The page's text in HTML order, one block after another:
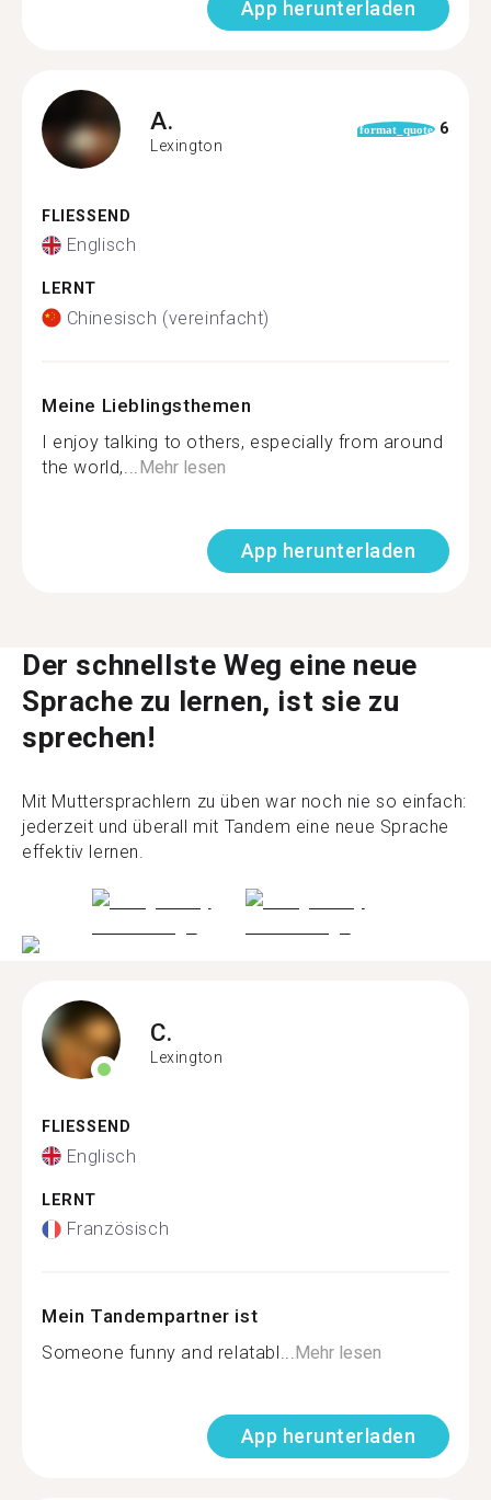
App herunterladen
A.
Lexington
format_quote 6
FLIESSEND
Englisch
LERNT
Chinesisch (vereinfacht)
Meine Lieblingsthemen
I enjoy talking to others, especially from around
the world,... Mehr lesen
App herunterladen
Der schnellste Weg eine neue
Sprache zu lernen, ist sie zu
sprechen!
Mit Muttersprachlern zu üben war noch nie so einfach:
jederzeit und überall mit Tandem eine neue Sprache
effektiv lernen.
C.
Lexington
FLIESSEND
Englisch
LERNT
Französisch
Mein Tandempartner ist
Someone funny and relatabl...Mehr lesen
App herunterladen